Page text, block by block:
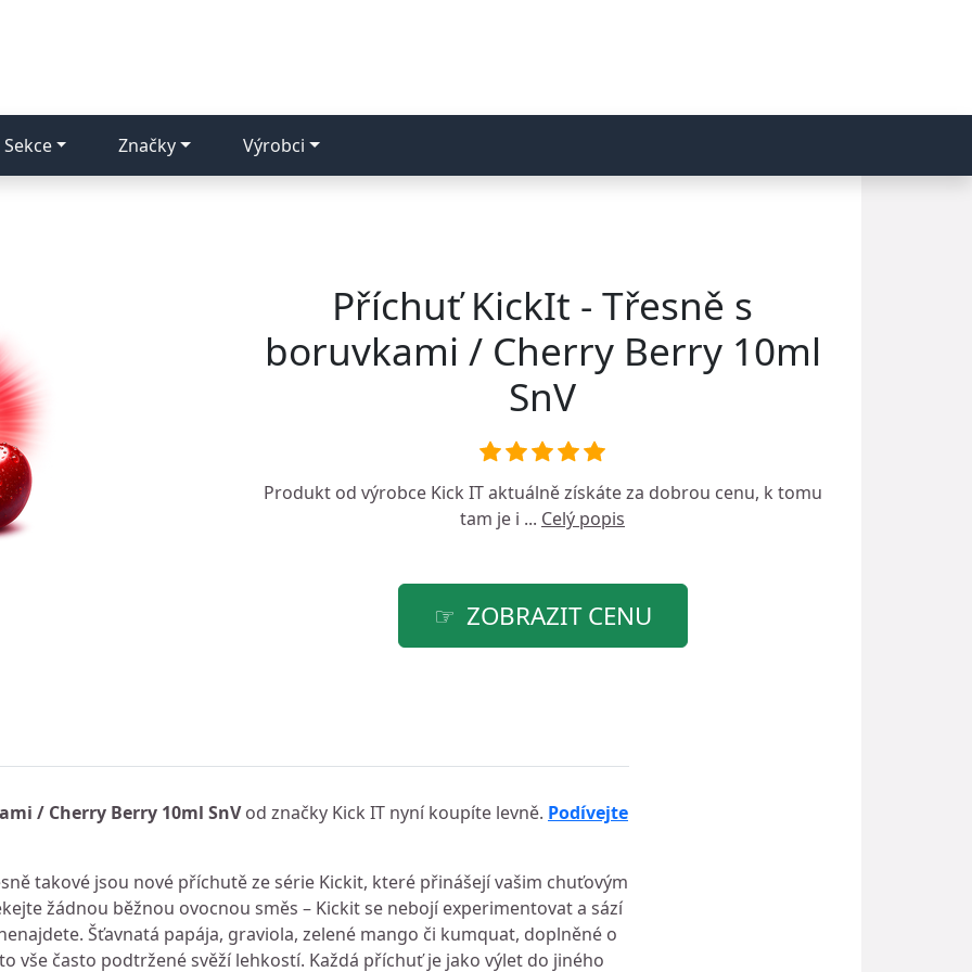
Sekce Značky Výrobci
Příchuť KickIt - Třesně s
boruvkami / Cherry Berry 10ml
SnV
Produkt od výrobce Kick ITaktuálně získáte za dobrou cenu, k tomu
tam je i ... Celý popis
ZOBRAZIT CENU
/ Cherry Berry 10ml SnVod značky Kick IT nyní koupíte levně. Podívejte
takové jsou nové příchutě ze série Kickit, které přinášejí vašim chuťovým
žádnou běžnou ovocnou směs – Kickit se nebojí experimentovat a sází
Šťavnatá papája, graviola, zelené mango či kumquat, doplněné o
vše často podtržené svěží lehkostí. Každá příchuť je jako výlet do jiného